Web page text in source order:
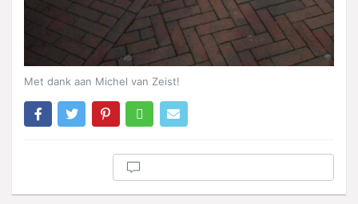
Met dank aan Michel van Zeist!